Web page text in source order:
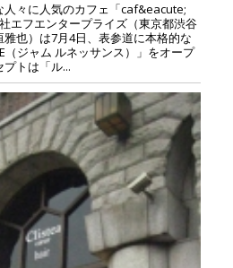
人々に人気のカフェ「caf&eacute;
エフエンタープライズ（東京都渋谷
也）は7月4日、表参道に本格的な
（ジャム ルネッサンス）」をオープ
トは「ル...